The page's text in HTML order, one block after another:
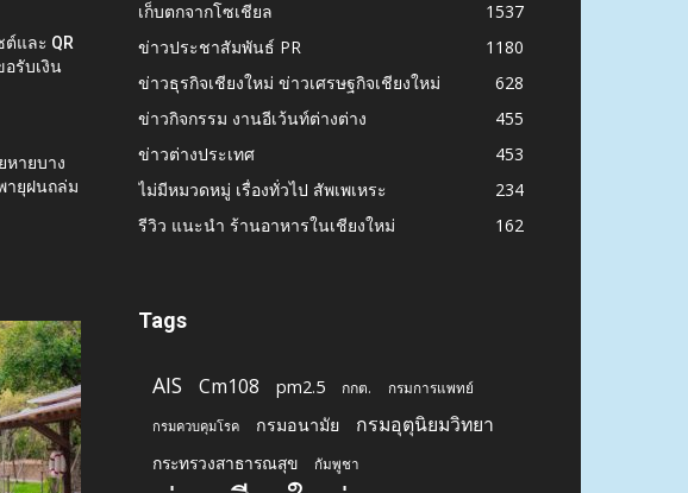
และ QR
รับเงิน
หายบาง
ายุฝนถล่ม
เก็บตกจากโซเชียล
1537
ข่าวประชาสัมพันธ์ PR
1180
ข่าวธุรกิจเชียงใหม่ ข่าวเศรษฐกิจเชียงใหม่
628
ข่าวกิจกรรม งานอีเว้นท์ต่างต่าง
455
ข่าวต่างประเทศ
453
ไม่มีหมวดหมู่ เรื่องทั่วไป สัพเพเหระ
234
รีวิว แนะนำ ร้านอาหารในเชียงใหม่
162
Tags
AIS Cm108 pm2.5 กกต. กรมการแพทย์
กรมควบคุมโรค กรมอนามัย กรมอุตุนิยมวิทยา
กระทรวงสาธารณสุข กัมพูชา